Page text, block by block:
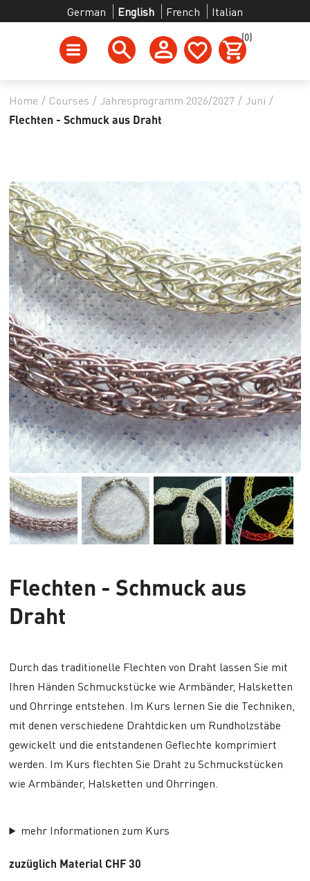
German English French Italian
(0)
Home / Courses / Jahresprogramm 2026/2027 / Juni /
Flechten - Schmuck aus Draht
Flechten - Schmuck aus
Draht
Durch das traditionelle Flechten von Draht lassen Sie mit
Ihren Händen Schmuckstücke wie Armbänder, Halsketten
und Ohrringe entstehen. Im Kurs lernen Sie die Techniken,
mit denen verschiedene Drahtdicken um Rundholzstäbe
gewickelt und die entstandenen Geflechte komprimiert
werden. Im Kurs flechten Sie Draht zu Schmuckstücken
wie Armbänder, Halsketten und Ohrringen.
mehr Informationen zum Kurs
zuzüglich Material CHF 30